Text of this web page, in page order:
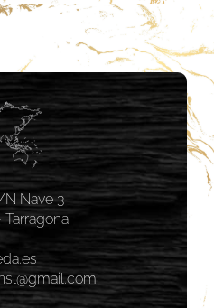
N Nave 3
Tarragona